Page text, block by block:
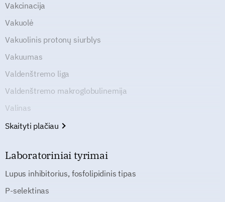
Vakcinacija
Vakuolė
Vakuolinis protonų siurblys
Vakuumas
Valdenštremo liga
Valdenštremo makroglobulinemija
Valinas
Skaityti plačiau
Laboratoriniai tyrimai
Lupus inhibitorius, fosfolipidinis tipas
P-selektinas